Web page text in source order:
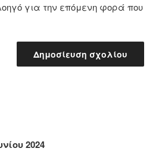
για την επόμενη φορά που
2024